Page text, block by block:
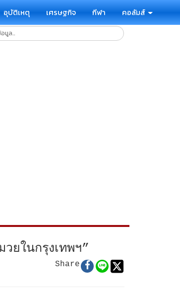
อุบัติเหตุ เศรษฐกิจ กีฬา คอลัมส์
ยในกรุงเทพฯ”
Share